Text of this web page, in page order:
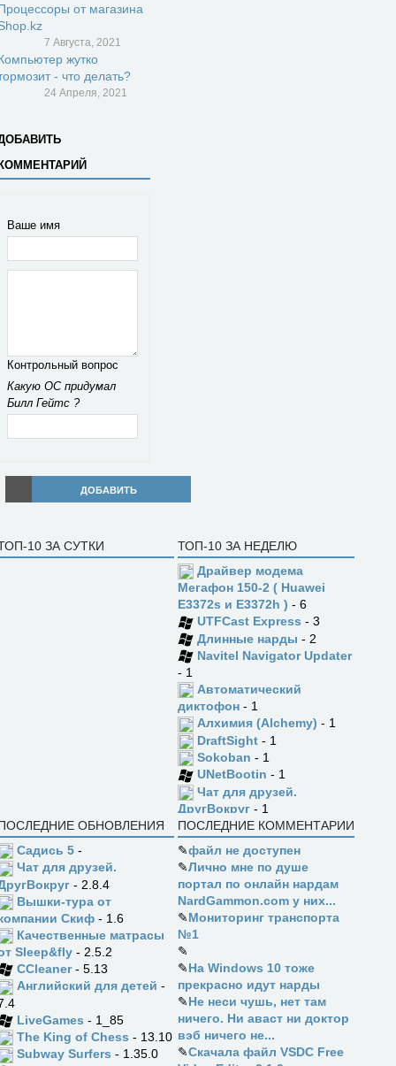
от магазина
7 Августа, 2021
жутко
- что делать?
24 Апреля, 2021
Ваше имя
Контрольный вопрос
Какую ОС придумал
Билл Гейтс ?
ДОБАВИТЬ
10 ЗА СУТКИ
ТОП-10 ЗА НЕДЕЛЮ
Драйвер модема
Мегафон 150-2 ( Huawei
E3372s и E3372h ) - 6
UTFCast Express - 3
Длинные нарды - 2
Navitel Navigator Updater
- 1
Автоматический
диктофон - 1
Алхимия (Alchemy) - 1
DraftSight - 1
Sokoban - 1
UNetBootin - 1
Чат для друзей.
ДругВокруг - 1
ОБНОВЛЕНИЯ
Садись 5 -
Чат для друзей.
- 2.8.4
Вышки-тура от
Скиф - 1.6
Качественные матрасы
Sleep&fly - 2.5.2
CCleaner- 5.13
Английский для детей -
LiveGames - 1_85
The King of Chess - 13.10
Subway Surfers - 1.35.0
ПОСЛЕДНИЕ КОММЕНТАРИИ
✎файл не доступен
✎Лично мне по душе
портал по онлайн нардам
NardGammon.com у них...
✎Мониторинг транспорта
№1
✎
✎На Windows 10 тоже
прекрасно идут нарды
✎Не неси чушь, нет там
ничего. Ни аваст ни доктор
вэб ничего не...
✎Скачала файл VSDC Free